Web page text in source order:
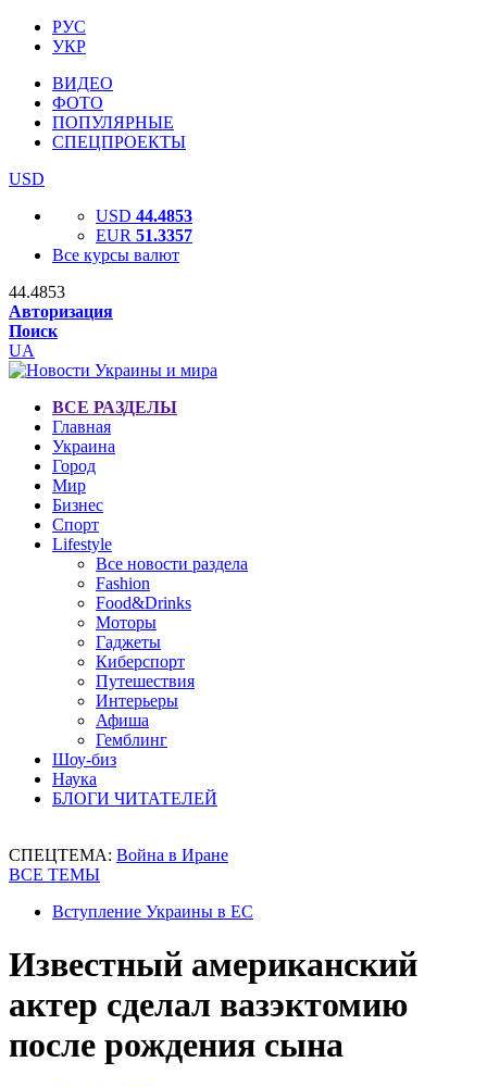
РУС
УКР
ВИДЕО
ФОТО
ПОПУЛЯРНЫЕ
СПЕЦПРОЕКТЫ
USD
USD 44.4853
EUR 51.3357
Все курсы валют
44.4853
Авторизация
Поиск
UA
ВСЕ РАЗДЕЛЫ
Главная
Украина
Город
Мир
Бизнес
Спорт
Lifestyle
Все новости раздела
Fashion
Food&Drinks
Моторы
Гаджеты
Киберспорт
Путешествия
Интерьеры
Афиша
Гемблинг
Шоу-биз
Наука
БЛОГИ ЧИТАТЕЛЕЙ
СПЕЦТЕМА: Война в Иране
ВСЕ ТЕМЫ
Вступление Украины в ЕС
Известный американский
актер сделал вазэктомию
после рождения сына